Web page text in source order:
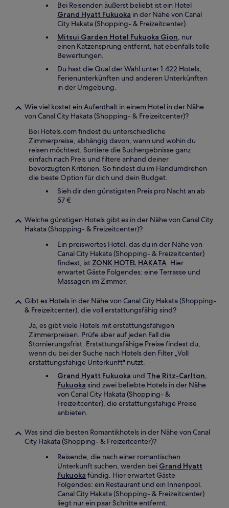
Bei Reisenden äußerst beliebt ist ein Hotel
Grand Hyatt Fukuoka in der Nähe von Canal
City Hakata (Shopping- & Freizeitcenter).
Mitsui Garden Hotel Fukuoka Gion, nur
einen Katzensprung entfernt, hat ebenfalls tolle
Bewertungen.
Du hast die Qual der Wahl unter 1.422 Hotels,
Ferienunterkünften und anderen Unterkünften
in der Umgebung.
Wie viel kostet ein Aufenthalt in einem Hotel in der Nähe
von Canal City Hakata (Shopping- & Freizeitcenter)?
Bei Hotels.com findest du unterschiedliche
Zimmerpreise, abhängig davon, wann und wohin du
reisen möchtest. Sortiere die Suchergebnisse ganz
einfach nach Preis und filtere anhand deiner
bevorzugten Kriterien. So findest du im Handumdrehen
die beste Option für dich und dein Budget.
Sieh dir den günstigsten Preis pro Nacht an ab
57 €
Welche günstigen Hotels gibt es in der Nähe von Canal City
Hakata (Shopping- & Freizeitcenter)?
Ein preiswertes Hotel, das du in der Nähe von
Canal City Hakata (Shopping- & Freizeitcenter)
findest, ist ZONK HOTEL HAKATA. Hier
erwartet Gäste Folgendes: eine Terrasse und
Massagen im Zimmer.
Gibt es Hotels in der Nähe von Canal City Hakata (Shopping-
& Freizeitcenter), die voll erstattungsfähig sind?
Ja, es gibt viele Hotels mit erstattungsfähigen
Zimmerpreisen. Prüfe aber auf jeden Fall die
Stornierungsfrist. Erstattungsfähige Preise findest du,
wenn du bei der Suche nach Hotels den Filter „Voll
erstattungsfähige Unterkunft" nutzt.
Grand Hyatt Fukuoka und The Ritz-Carlton,
Fukuoka sind zwei beliebte Hotels in der Nähe
von Canal City Hakata (Shopping- &
Freizeitcenter), die erstattungsfähige Preise
anbieten.
Was sind die besten Romantikhotels in der Nähe von Canal
City Hakata (Shopping- & Freizeitcenter)?
Reisende, die nach einer romantischen
Unterkunft suchen, werden bei Grand Hyatt
Fukuoka fündig. Hier erwartet Gäste
Folgendes: ein Restaurant und ein Innenpool.
Canal City Hakata (Shopping- & Freizeitcenter)
liegt nur ein paar Schritte entfernt.